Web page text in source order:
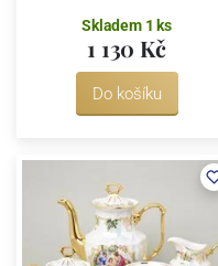
Skladem 1 ks
1 130 Kč
Do košíku